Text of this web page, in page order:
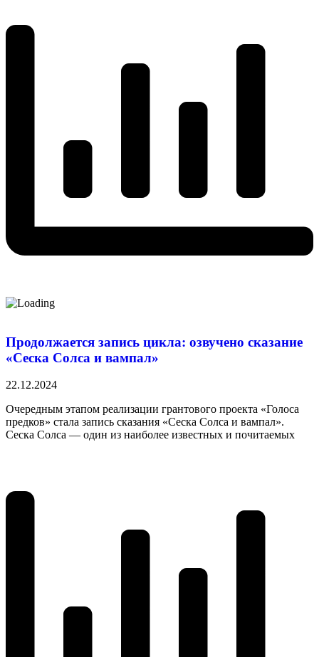
Продолжается запись цикла: озвучено сказание
«Сеска Солса и вампал»
22.12.2024
Очередным этапом реализации грантового проекта «Голоса
предков» стала запись сказания «Сеска Солса и вампал».
Сеска Солса — один из наиболее известных и почитаемых